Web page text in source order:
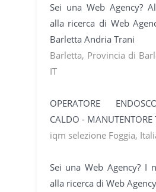
Sei una Web Agency?
alla ricerca di Web
Barletta Andria Trani
Barletta, Provincia di
IT
OPERATORE
CALDO - MANUTENTORE
iqm selezione Foggia,
Sei una Web Agency? I
alla ricerca di Web